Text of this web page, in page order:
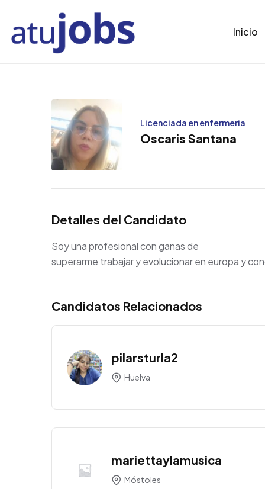
Inicio
Licenciada en enfermeria
Oscaris Santana
Detalles del Candidato
Soy una profesional con ganas de
superarme trabajar y evolucionar en europa y
Candidatos Relacionados
pilarsturla2
Huelva
mariettaylamusica
Móstoles